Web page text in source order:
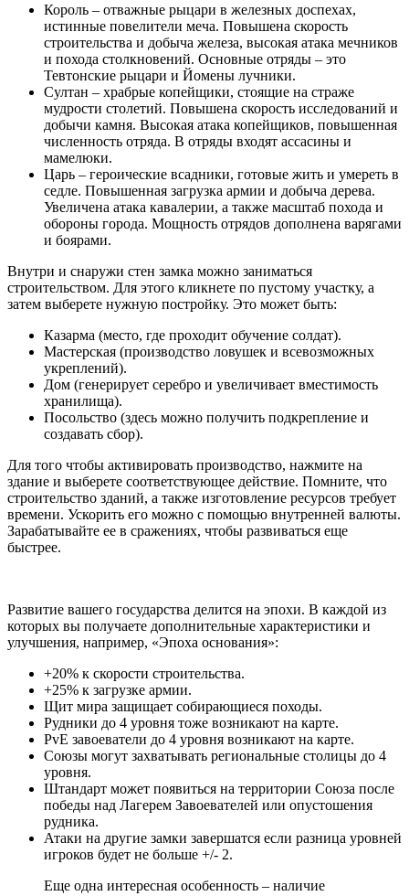
Король – отважные рыцари в железных доспехах,
истинные повелители меча. Повышена скорость
строительства и добыча железа, высокая атака мечников
и похода столкновений. Основные отряды – это
Тевтонские рыцари и Йомены лучники.
Султан – храбрые копейщики, стоящие на страже
мудрости столетий. Повышена скорость исследований и
добычи камня. Высокая атака копейщиков, повышенная
численность отряда. В отряды входят ассасины и
мамелюки.
Царь – героические всадники, готовые жить и умереть в
седле. Повышенная загрузка армии и добыча дерева.
Увеличена атака кавалерии, а также масштаб похода и
обороны города. Мощность отрядов дополнена варягами
и боярами.
Внутри и снаружи стен замка можно заниматься
строительством. Для этого кликнете по пустому участку, а
затем выберете нужную постройку. Это может быть:
Казарма (место, где проходит обучение солдат).
Мастерская (производство ловушек и всевозможных
укреплений).
Дом (генерирует серебро и увеличивает вместимость
хранилища).
Посольство (здесь можно получить подкрепление и
создавать сбор).
Для того чтобы активировать производство, нажмите на
здание и выберете соответствующее действие. Помните, что
строительство зданий, а также изготовление ресурсов требует
времени. Ускорить его можно с помощью внутренней валюты.
Зарабатывайте ее в сражениях, чтобы развиваться еще
быстрее.
Развитие вашего государства делится на эпохи. В каждой из
которых вы получаете дополнительные характеристики и
улучшения, например, «Эпоха основания»:
+20% к скорости строительства.
+25% к загрузке армии.
Щит мира защищает собирающиеся походы.
Рудники до 4 уровня тоже возникают на карте.
PvE завоеватели до 4 уровня возникают на карте.
Союзы могут захватывать региональные столицы до 4
уровня.
Штандарт может появиться на территории Союза после
победы над Лагерем Завоевателей или опустошения
рудника.
Атаки на другие замки завершатся если разница уровней
игроков будет не больше +/- 2.
Еще одна интересная особенность – наличие